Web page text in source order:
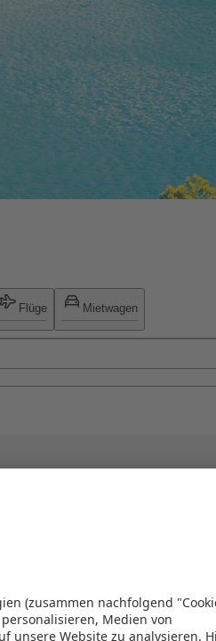
Flüge Mietwagen
das spart Zeit und Geld. Nutzen